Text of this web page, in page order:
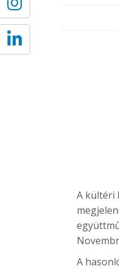
A kültéri
A